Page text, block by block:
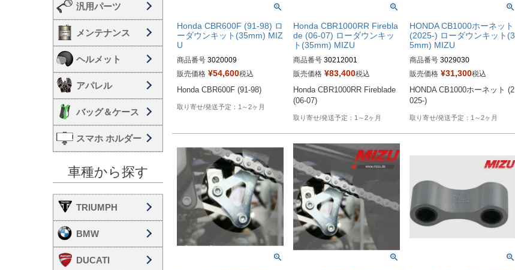
汎用パーツ
メンテナンス
ヘルメット
アパレル
バッグ＆ケース
スマホ ホルダー
車種から探す
TRIUMPH
BMW
DUCATI
Honda CBR600F (91-98) ロ
ーダウンキット(35mm) MIZ
U
商品番号 3020009
販売価格 ¥54,600税込
Honda CBR600F (91-98)
1～2ヶ月
Honda CBR1000RR Firebla
de (06-07) ローダウンキッ
ト(35mm) MIZU
商品番号 30212001
販売価格 ¥83,400税込
Honda CBR1000RR Fireblade
(06-07)
1～2ヶ月
HONDA CB1000ホーネット
(2025-) ローダウンキット(3
5mm) MIZU
商品番号 3029030
販売価格 ¥31,300税込
HONDA CB1000ホーネット (2
025-)
1～2ヶ月